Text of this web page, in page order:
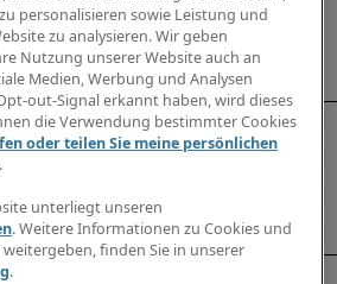
personalisieren sowie Leistung und
zu analysieren. Wir geben
Nutzung unserer Website auch an
Medien, Werbung und Analysen
out-Signal erkannt haben, wird dieses
die Verwendung bestimmter Cookies
oder teilen Sie meine persönlichen
unterliegt unseren
. Weitere Informationen zu Cookies und
finden Sie in unserer
.